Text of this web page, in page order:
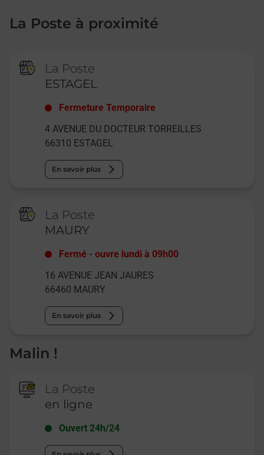
La Poste à proximité
La Poste
ESTAGEL
Fermeture Temporaire
4 AVENUE DU DOCTEUR TORREILLES
66310 ESTAGEL
En savoir plus
La Poste
MAURY
Fermé -ouvre lundi à 09h00
16 AVENUE JEAN JAURES
66460 MAURY
En savoir plus
Malin !
La Poste
en ligne
Ouvert 24h/24